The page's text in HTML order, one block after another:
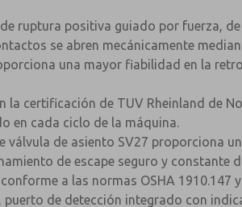
ruptura positiva guiado por fuerza,
se abren mecánicamente
una mayor fiabilidad en la
la certificación de TUV Rheinland de
en cada ciclo de la máquina.
válvula de asiento SV27 proporciona
de escape seguro y constante
a las normas OSHA 1910.147
de detección integrado con